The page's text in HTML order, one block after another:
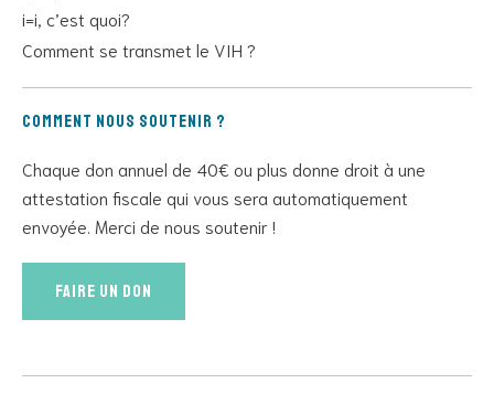
i=i, c’est quoi?
Comment se transmet le VIH ?
Comment nous soutenir ?
Chaque don annuel de 40€ ou plus donne droit à une
attestation fiscale qui vous sera automatiquement
envoyée. Merci de nous soutenir !
Faire un don